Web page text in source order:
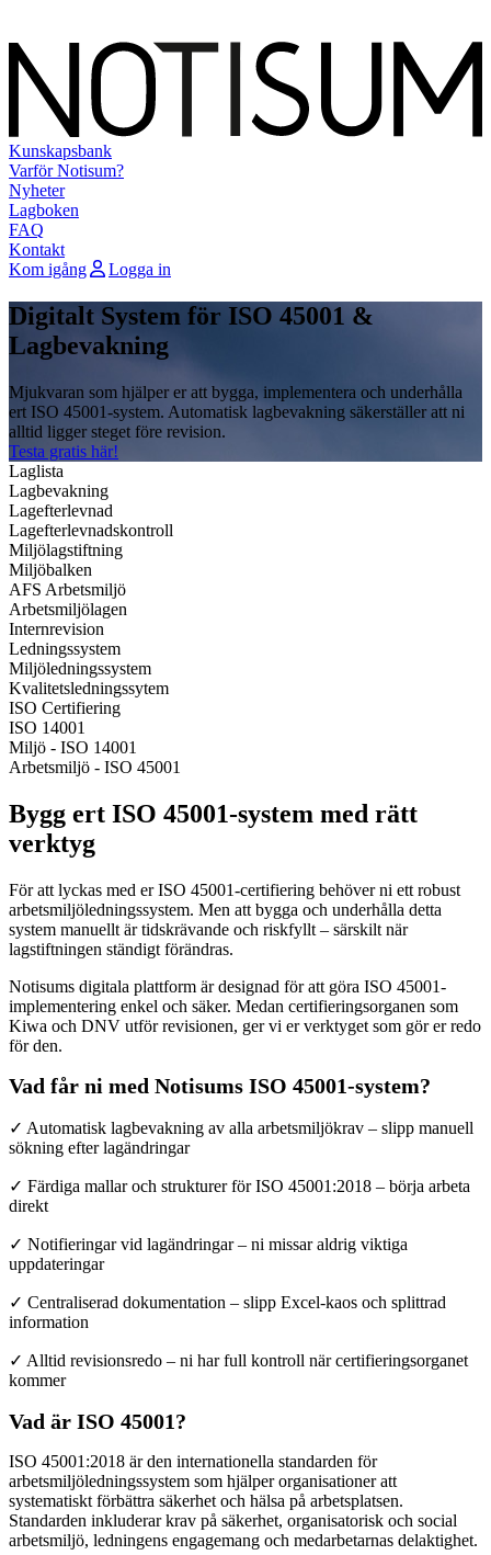
Kunskapsbank
Varför Notisum?
Nyheter
Lagboken
FAQ
Kontakt
Kom igång
Logga in
Digitalt System för ISO 45001 &
Lagbevakning
Mjukvaran som hjälper er att bygga, implementera och underhålla
ert ISO 45001-system. Automatisk lagbevakning säkerställer att ni
alltid ligger steget före revision.
Testa gratis här!
Laglista
Lagbevakning
Lagefterlevnad
Lagefterlevnadskontroll
Miljölagstiftning
Miljöbalken
AFS Arbetsmiljö
Arbetsmiljölagen
Internrevision
Ledningssystem
Miljöledningssystem
Kvalitetsledningssytem
ISO Certifiering
ISO 14001
Miljö - ISO 14001
Arbetsmiljö - ISO 45001
Bygg ert ISO 45001-system med rätt
verktyg
För att lyckas med er ISO 45001-certifiering behöver ni ett robust
arbetsmiljöledningssystem. Men att bygga och underhålla detta
system manuellt är tidskrävande och riskfyllt – särskilt när
lagstiftningen ständigt förändras.
Notisums digitala plattform är designad för att göra ISO 45001-
implementering enkel och säker. Medan certifieringsorganen som
Kiwa och DNV utför revisionen, ger vi er verktyget som gör er redo
för den.
Vad får ni med Notisums ISO 45001-system?
✓ Automatisk lagbevakning av alla arbetsmiljökrav – slipp manuell
sökning efter lagändringar
✓ Färdiga mallar och strukturer för ISO 45001:2018 – börja arbeta
direkt
✓ Notifieringar vid lagändringar – ni missar aldrig viktiga
uppdateringar
✓ Centraliserad dokumentation – slipp Excel-kaos och splittrad
information
✓ Alltid revisionsredo – ni har full kontroll när certifieringsorganet
kommer
Vad är ISO 45001?
ISO 45001:2018 är den internationella standarden för
arbetsmiljöledningssystem som hjälper organisationer att
systematiskt förbättra säkerhet och hälsa på arbetsplatsen.
Standarden inkluderar krav på säkerhet, organisatorisk och social
arbetsmiljö, ledningens engagemang och medarbetarnas delaktighet.